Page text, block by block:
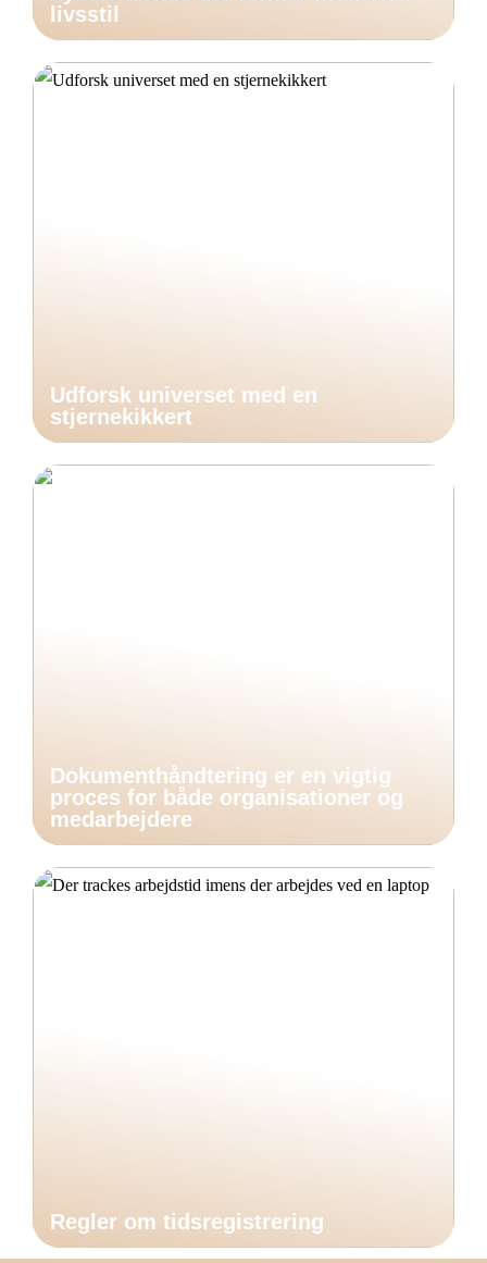
livsstil
Udforsk universet med en
stjernekikkert
Dokumenthåndtering er en vigtig
proces for både organisationer og
medarbejdere
Regler om tidsregistrering